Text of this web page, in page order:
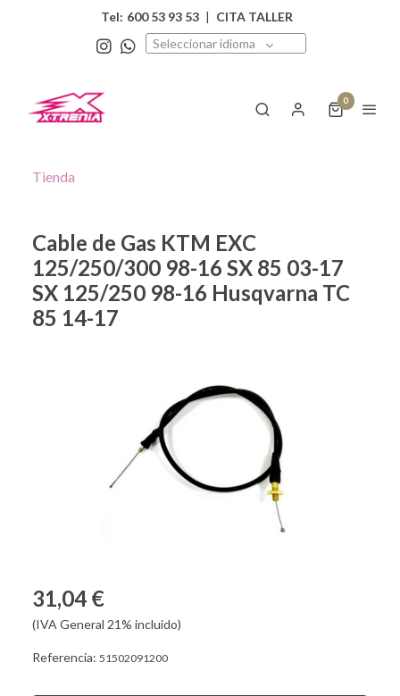
Tel: 600 53 93 53 | CITA TALLER
Seleccionar idioma
0
Tienda
Cable de Gas KTM EXC
125/250/300 98-16 SX 85 03-17
SX 125/250 98-16 Husqvarna TC
85 14-17
31,04 €
(IVA General 21% incluido)
Referencia: 51502091200